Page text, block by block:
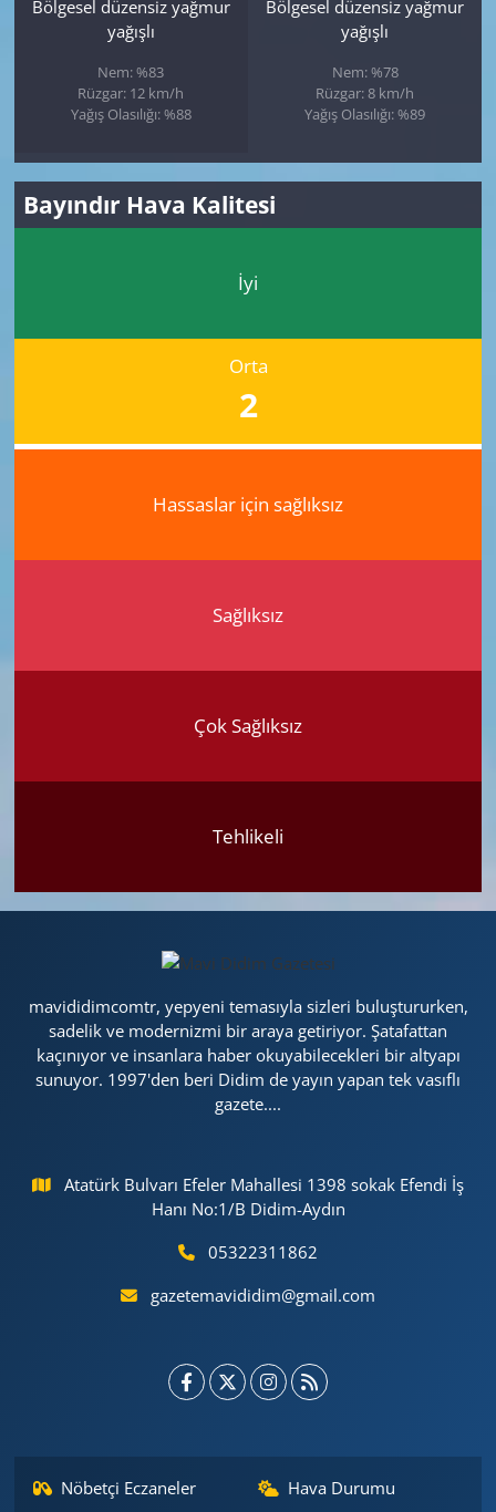
Bölgesel düzensiz yağmur
yağışlı
Nem: %83
Rüzgar: 12 km/h
Yağış Olasılığı: %88
Bölgesel düzensiz yağmur
yağışlı
Nem: %78
Rüzgar: 8 km/h
Yağış Olasılığı: %89
Bayındır Hava Kalitesi
İyi
Orta
2
Hassaslar için sağlıksız
Sağlıksız
Çok Sağlıksız
Tehlikeli
mavididimcomtr, yepyeni temasıyla sizleri buluştururken,
sadelik ve modernizmi bir araya getiriyor. Şatafattan
kaçınıyor ve insanlara haber okuyabilecekleri bir altyapı
sunuyor. 1997'den beri Didim de yayın yapan tek vasıflı
gazete....
Atatürk Bulvarı Efeler Mahallesi 1398 sokak Efendi İş
Hanı No:1/B Didim-Aydın
05322311862
gazetemavididim@gmail.com
Nöbetçi Eczaneler Hava Durumu